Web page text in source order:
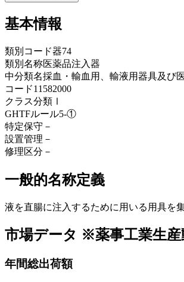
基本情報
類別コード器74
類別名称医薬品注入器
中分類名採血・輸血用、輸液用器具及び
コード11582000
クラス分類 Ⅰ
GHTFルール5-①
特定保守 －
設置管理 －
修理区分 －
一般的名称定義
液を直腸に注入するために用いる用具を
市場データ ※薬事工業生産
年間総出荷額